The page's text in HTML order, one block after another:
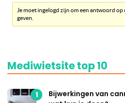
Je moet ingelogd zijn om een antwoord
geven.
Mediwietsite top 10
1
Bijwerkingen van